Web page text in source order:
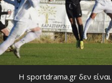
Η sportdrama.gr δεν είναι